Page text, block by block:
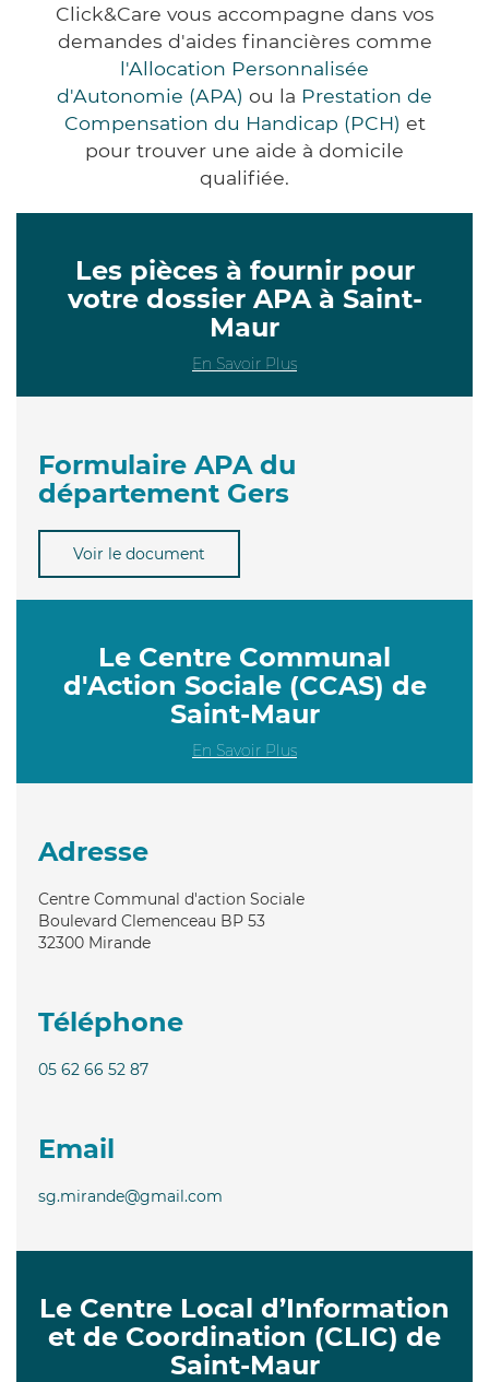
Click&Care vous accompagne dans vos
demandes d'aides financières comme
l'Allocation Personnalisée
d'Autonomie (APA) ou la Prestation de
Compensation du Handicap (PCH) et
pour trouver une aide à domicile
qualifiée.
Les pièces à fournir pour
votre dossier APA à Saint-
Maur
En Savoir Plus
Formulaire APA du
département Gers
Voir le document
Le Centre Communal
d'Action Sociale (CCAS) de
Saint-Maur
En Savoir Plus
Adresse
Centre Communal d'action Sociale
Boulevard Clemenceau BP 53
32300 Mirande
Téléphone
05 62 66 52 87
Email
sg.mirande@gmail.com
Le Centre Local d’Information
et de Coordination (CLIC) de
Saint-Maur